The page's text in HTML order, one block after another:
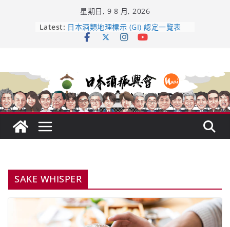
星期日, 9 8 月, 2026
Latest: 龜之井酒造：口說上手 – 山形純米大
吟釀的堅持與傳承 ～ くどき上手
響 𝟭𝟮 年 復活了!
【酒業商戰】130年老酒藏殺入股票
市場！梅乃宿上市背後的密碼
SAKE WHISPER